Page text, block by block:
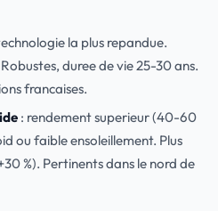
la plus repandue.
duree de vie 25-30 ans.
francaises.
: rendement superieur (40-60
ou faible ensoleillement. Plus
%). Pertinents dans le nord de